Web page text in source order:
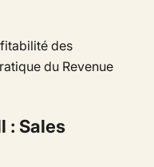
des
du Revenue
: Sales